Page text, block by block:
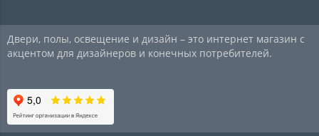
Двери, полы, освещение и дизайн – это интернет магазин с
акцентом для дизайнеров и конечных потребителей.